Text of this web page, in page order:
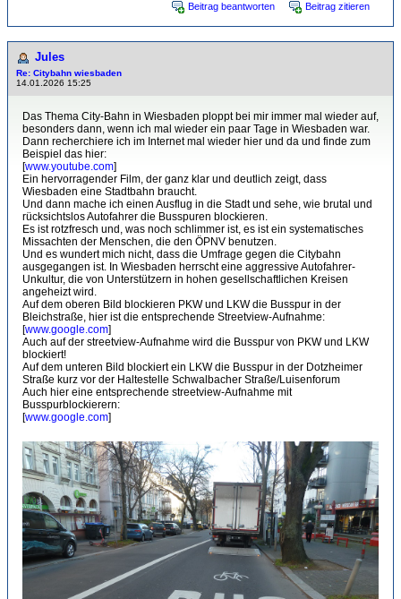
Beitrag beantworten Beitrag zitieren
Jules
Re: Citybahn wiesbaden
14.01.2026 15:25
Das Thema City-Bahn in Wiesbaden ploppt bei mir immer mal wieder auf,
besonders dann, wenn ich mal wieder ein paar Tage in Wiesbaden war.
Dann recherchiere ich im Internet mal wieder hier und da und finde zum
Beispiel das hier:
[www.youtube.com]
Ein hervorragender Film, der ganz klar und deutlich zeigt, dass
Wiesbaden eine Stadtbahn braucht.
Und dann mache ich einen Ausflug in die Stadt und sehe, wie brutal und
rücksichtslos Autofahrer die Busspuren blockieren.
Es ist rotzfresch und, was noch schlimmer ist, es ist ein systematisches
Missachten der Menschen, die den ÖPNV benutzen.
Und es wundert mich nicht, dass die Umfrage gegen die Citybahn
ausgegangen ist. In Wiesbaden herrscht eine aggressive Autofahrer-
Unkultur, die von Unterstützern in hohen gesellschaftlichen Kreisen
angeheizt wird.
Auf dem oberen Bild blockieren PKW und LKW die Busspur in der
Bleichstraße, hier ist die entsprechende Streetview-Aufnahme:
[www.google.com]
Auch auf der streetview-Aufnahme wird die Busspur von PKW und LKW
blockiert!
Auf dem unteren Bild blockiert ein LKW die Busspur in der Dotzheimer
Straße kurz vor der Haltestelle Schwalbacher Straße/Luisenforum
Auch hier eine entsprechende streetview-Aufnahme mit
Busspurblockierern:
[www.google.com]